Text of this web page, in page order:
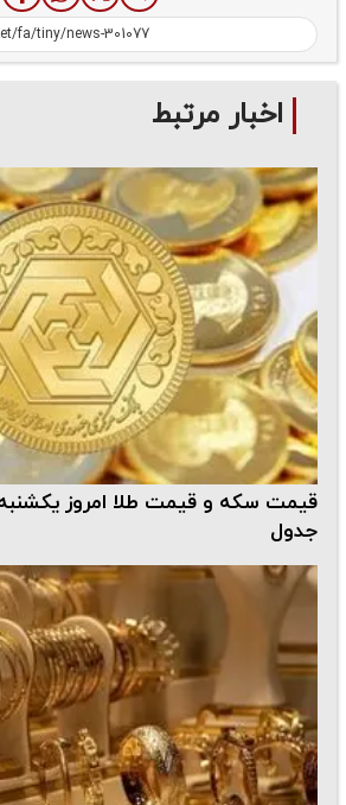
اخبار مرتبط
جدول